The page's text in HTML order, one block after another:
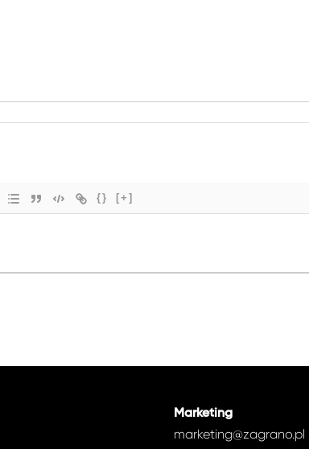
{} [+]
Marketing
marketing@zagrano.pl